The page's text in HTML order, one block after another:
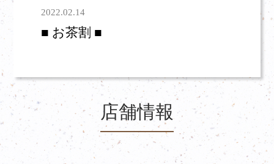
2022.02.14
■ お茶割 ■
店舗情報